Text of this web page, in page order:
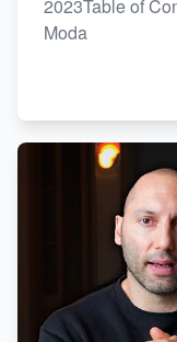
2023Table of
Moda